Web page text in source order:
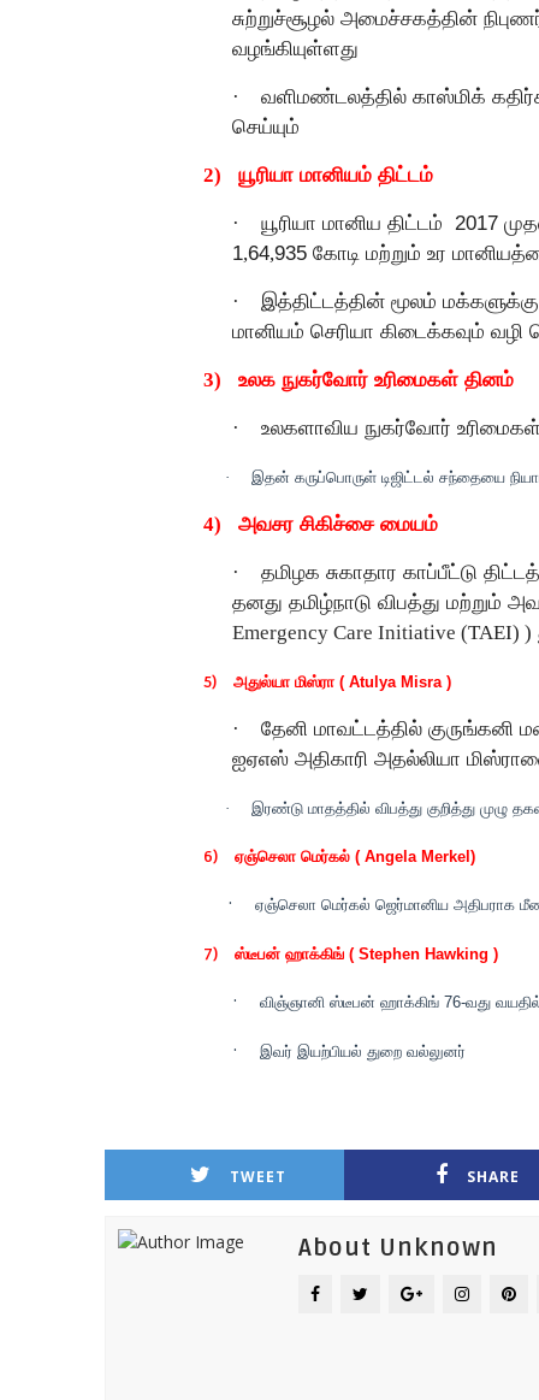
சுற்றுச்சூழல் அமைச்சகத்தின்
வழங்கியுள்ளது
·
வளிமண்டலத்தில் காஸ்மிக்
செய்யும்
2) யூரியா மானியம் திட்டம்
· யூரியா மானிய திட்டம் 2017
1,64,935 கோடி மற்றும் உர
·
இத்திட்டத்தின் மூலம் மக்களுக்கு
மானியம் செரியா கிடைக்கவும் வழி
3) உலக நுகர்வோர் உரிமைகள் தினம்
· உலகளாவிய நுகர்வோர்
· இதன் கருப்பொருள் டிஜிட்டல் சந்தையை
4) அவசர சிகிச்சை மையம்
·
தமிழக சுகாதார காப்பீட்டு
தனது தமிழ்நாடு விபத்து மற்றும்
Emergency Care Initiative (TAEI) )
5) அதுல்யா மிஸ்ரா ( Atulya Misra )
·
தேனி மாவட்டத்தில் குருங்கனி
ஐஏஎஸ் அதிகாரி அதல்லியா
· இரண்டு மாதத்தில் விபத்து குறித்து முழு
6) ஏஞ்செலா மெர்கல் ( Angela Merkel)
· ஏஞ்செலா மெர்கல் ஜெர்மானிய அதிபராக
7) ஸ்டீபன் ஹாக்கிங் ( Stephen Hawking )
· விஞ்ஞானி ஸ்டீபன் ஹாக்கிங் 76-வது
· இவர் இயற்பியல் துறை வல்லுனர்
TWEET SHARE
About Unknown